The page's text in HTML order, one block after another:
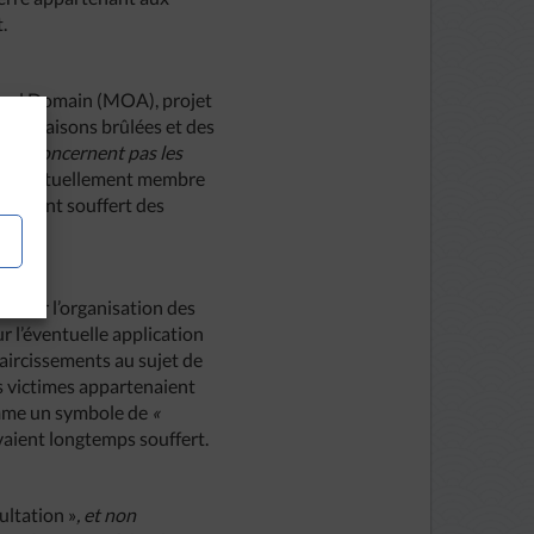
Domain (MOA), projet
maisons brûlées et des
ne concernent pas les
et actuellement membre
souffert des
sur l’organisation des
l’éventuelle application
au sujet de
victimes appartenaient
un symbole de «
longtemps souffert.
», et non